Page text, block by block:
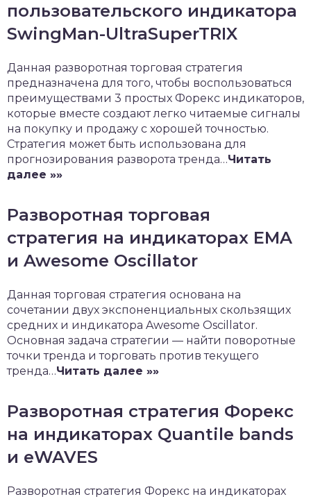
пользовательского индикатора
SwingMan-UltraSuperTRIX
Данная разворотная торговая стратегия
предназначена для того, чтобы воспользоваться
преимуществами 3 простых Форекс индикаторов,
которые вместе создают легко читаемые сигналы
на покупку и продажу с хорошей точностью.
Стратегия может быть использована для
прогнозирования разворота тренда…Читать
далее »»
Разворотная торговая
стратегия на индикаторах EMA
и Awesome Oscillator
Данная торговая стратегия основана на
сочетании двух экспоненциальных скользящих
средних и индикатора Awesome Oscillator.
Основная задача стратегии — найти поворотные
точки тренда и торговать против текущего
тренда…Читать далее »»
Разворотная стратегия Форекс
на индикаторах Quantile bands
и eWAVES
Разворотная стратегия Форекс на индикаторах